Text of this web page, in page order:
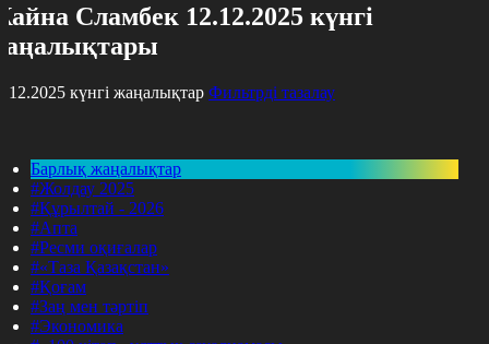
Сламбек 12.12.2025 күнгі
күнгі жаңалықтар Фильтрді тазалау
Барлық жаңалықтар
#Жолдау 2025
#Құрылтай - 2026
#Апта
#Ресми оқиғалар
#«Таза Қазақстан»
#Қоғам
#Заң мен тәртіп
#Экономика